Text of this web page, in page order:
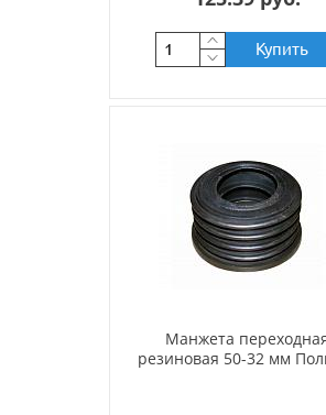
Купить
Манжета
резиновая 50-32 мм